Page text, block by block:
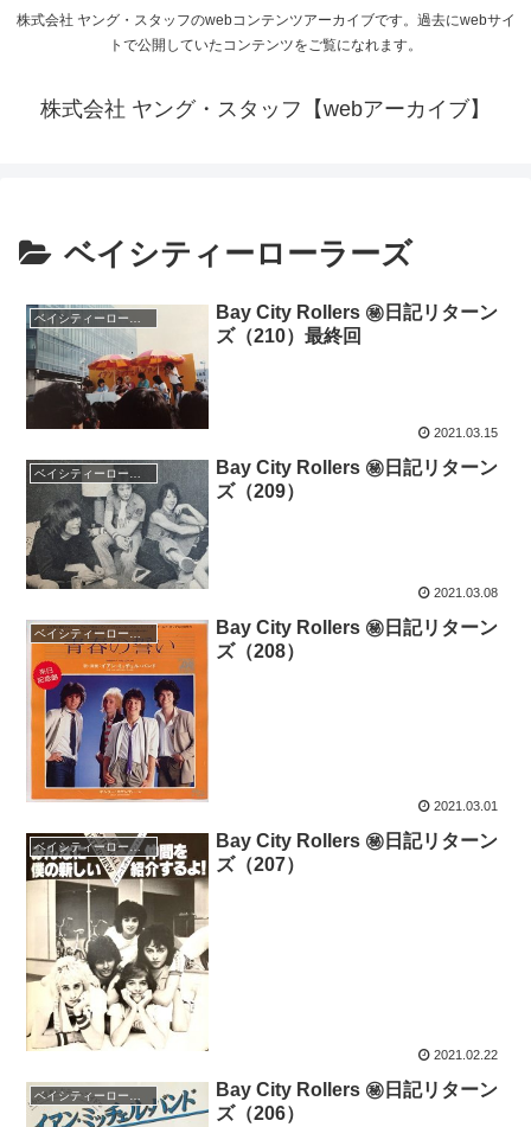
株式会社 ヤング・スタッフのwebコンテンツアーカイブです。過去にwebサイ
トで公開していたコンテンツをご覧になれます。
株式会社 ヤング・スタッフ【webアーカイブ】
ベイシティーローラーズ
Bay City Rollers ㊙日記リターン
ズ（210）最終回
2021.03.15
ベイシティーローラーズ
Bay City Rollers ㊙日記リターン
ズ（209）
2021.03.08
ベイシティーローラーズ
Bay City Rollers ㊙日記リターン
ズ（208）
2021.03.01
ベイシティーローラーズ
Bay City Rollers ㊙日記リターン
ズ（207）
2021.02.22
ベイシティーローラーズ
Bay City Rollers ㊙日記リターン
ズ（206）